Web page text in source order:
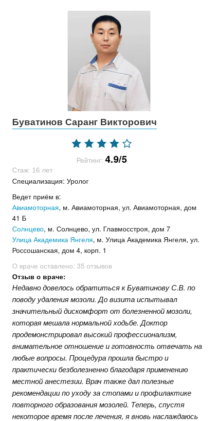
Буватинов Саранг Викторович
Рейтинг: 4.9/5
Стаж: 16 лет
Специализация: Уролог
Ведет приём в:
Авиамоторная, м. Авиамоторная, ул. Авиамоторная, дом
41 Б
Солнцево, м. Солнцево, ул. Главмосстроя, дом 7
Улица Академика Янгеля, м. Улица Академика Янгеля, ул.
Россошанская, дом 4, корп. 1
О враче оставлено: 35 отзывов
Отзыв о враче:
Недавно довелось обратиться к Буватинову С.В. по
поводу удаления мозоли. До визита испытывал
значительный дискомфорт от болезненной мозоли,
которая мешала нормальной ходьбе. Доктор
продемонстрировал высокий профессионализм,
внимательное отношение и готовность отвечать на
любые вопросы. Процедура прошла быстро и
практически безболезненно благодаря применению
местной анестезии. Врач также дал полезные
рекомендации по уходу за стопами и профилактике
повторного образования мозолей. Теперь, спустя
некоторое время после лечения, я вновь наслаждаюсь